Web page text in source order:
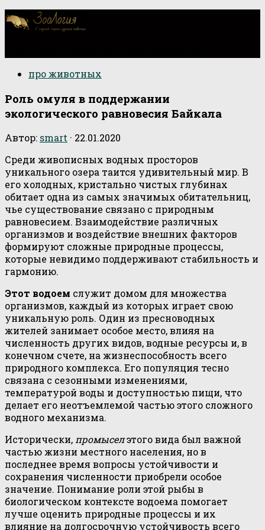
про животных
Роль омуля в поддержании
экологического равновесия Байкала
Автор: smart · 22.01.2020
Среди живописных водных просторов
уникального озера таится удивительный мир. В
его холодных, кристально чистых глубинах
обитает одна из самых значимых обитательниц,
чье существование связано с природным
равновесием. Взаимодействие различных
организмов и воздействие внешних факторов
формируют сложные природные процессы,
которые невидимо поддерживают стабильность и
гармонию.
Этот водоем служит домом для множества
организмов, каждый из которых играет свою
уникальную роль. Один из пресноводных
жителей занимает особое место, влияя на
численность других видов, водные ресурсы и, в
конечном счете, на жизнеспособность всего
природного комплекса. Его популяция тесно
связана с сезонными изменениями,
температурой воды и доступностью пищи, что
делает его неотъемлемой частью этого сложного
водного механизма.
Исторически,промыселэтого вида был важной
частью жизни местного населения, но в
последнее время вопросы устойчивости и
сохранения численности приобрели особое
значение. Понимание роли этой рыбы в
биологическом контексте водоема помогает
лучше оценить природные процессы и их
влияние на долгосрочную устойчивость всего